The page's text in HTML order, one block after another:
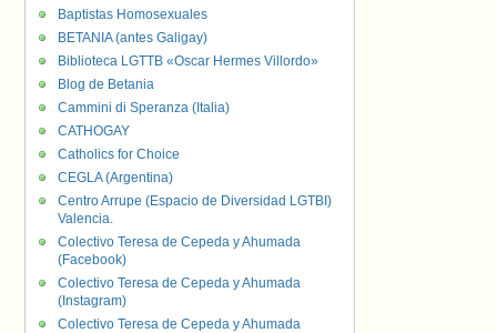
Baptistas Homosexuales
BETANIA (antes Galigay)
Biblioteca LGTTB «Oscar Hermes Villordo»
Blog de Betania
Cammini di Speranza (Italia)
CATHOGAY
Catholics for Choice
CEGLA (Argentina)
Centro Arrupe (Espacio de Diversidad LGTBI)
Valencia.
Colectivo Teresa de Cepeda y Ahumada
(Facebook)
Colectivo Teresa de Cepeda y Ahumada
(Instagram)
Colectivo Teresa de Cepeda y Ahumada